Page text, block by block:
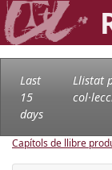
Last
15
days
Llistat
Capítols de llibre